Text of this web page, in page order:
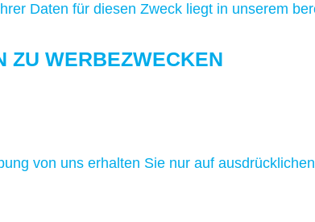
Daten für diesen Zweck liegt in unserem
ZU WERBEZWECKEN
von uns erhalten Sie nur auf